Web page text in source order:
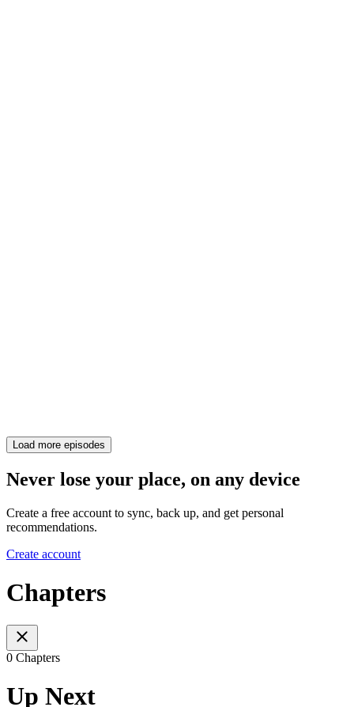
Load more episodes
Never lose your place, on any device
Create a free account to sync, back up, and get personal
recommendations.
Create account
Chapters
0 Chapters
Up Next